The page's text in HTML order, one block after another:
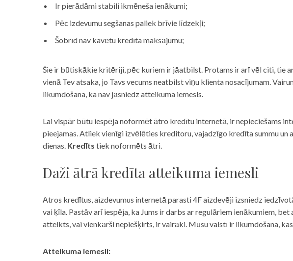
Ir pierādāmi stabili ikmēneša ienākumi;
Pēc izdevumu segšanas paliek brīvie līdzekļi;
Šobrīd nav kavētu kredīta maksājumu;
Šie ir būtiskākie kritēriji, pēc kuriem ir jāatbilst. Protams ir arī vēl citi, tie
vienā Tev atsaka, jo Tavs vecums neatbilst viņu klienta nosacījumam.
likumdošana, ka nav jāsniedz atteikuma iemesls.
Lai vispār būtu iespēja noformēt ātro kredītu internetā, ir nepieciešams
pieejamas. Atliek vienīgi izvēlēties kreditoru, vajadzīgo kredīta summu
dienas. Kredīts tiek noformēts ātri.
Daži ātrā kredīta atteikuma iemesli
Ātros kredītus, aizdevumus internetā parasti 4F aizdevēji izsniedz
vai ķīla. Pastāv arī iespēja, ka Jums ir darbs ar regulāriem ienākumiem,
atteikts, vai vienkārši nepiešķirts, ir vairāki. Mūsu valstī ir likumdošana,
Atteikuma iemesli: